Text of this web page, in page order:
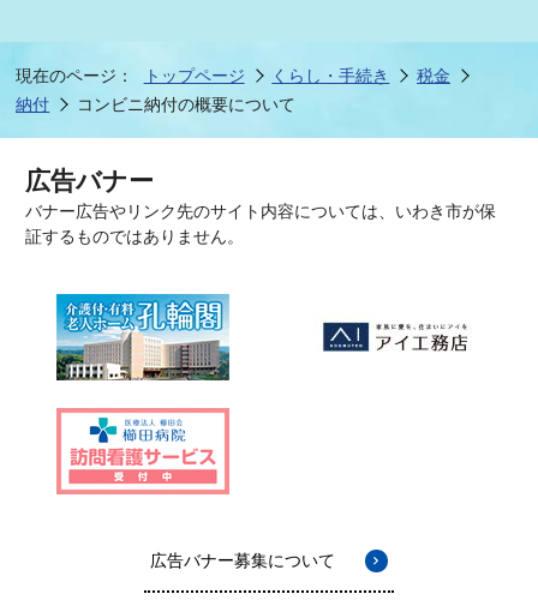
現在のページ： トップページ くらし・手続き
税金
納付
コンビニ納付の概要について
広告バナー
バナー広告やリンク先のサイト内容については、いわき市が保
証するものではありません。
広告バナー募集について